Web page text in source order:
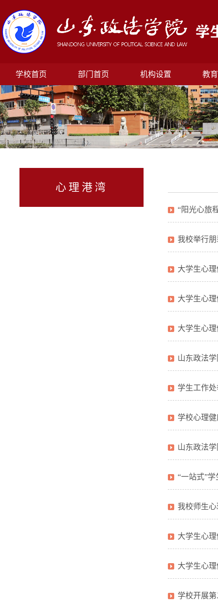
学校首页 部门首页 机构设置 教
心理港湾
“阳光心旅
我校举行
大学生心
大学生心
大学生心
山东政法
学生工作
学校心理
山东政法
“一站式”学
我校师生
大学生心
大学生心
学校开展